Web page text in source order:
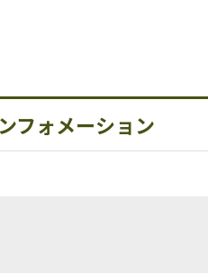
フォメーション